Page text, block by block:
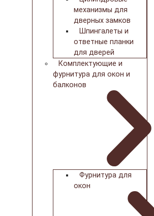
механизмы для
дверных замков
Шпингалеты и
ответные планки
для дверей
Комплектующие и
фурнитура для окон и
балконов
Фурнитура для
окон